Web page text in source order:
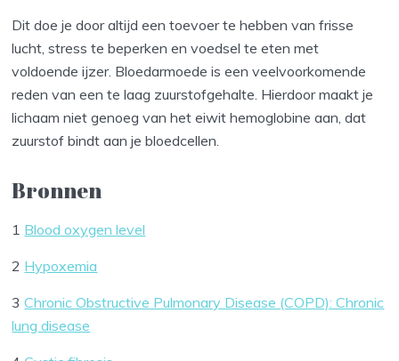
Dit doe je door altijd een toevoer te hebben van frisse
lucht, stress te beperken en voedsel te eten met
voldoende ijzer. Bloedarmoede is een veelvoorkomende
reden van een te laag zuurstofgehalte. Hierdoor maakt je
lichaam niet genoeg van het eiwit hemoglobine aan, dat
zuurstof bindt aan je bloedcellen.
Bronnen
1 Blood oxygen level
2 Hypoxemia
3 Chronic Obstructive Pulmonary Disease (COPD): Chronic
lung disease